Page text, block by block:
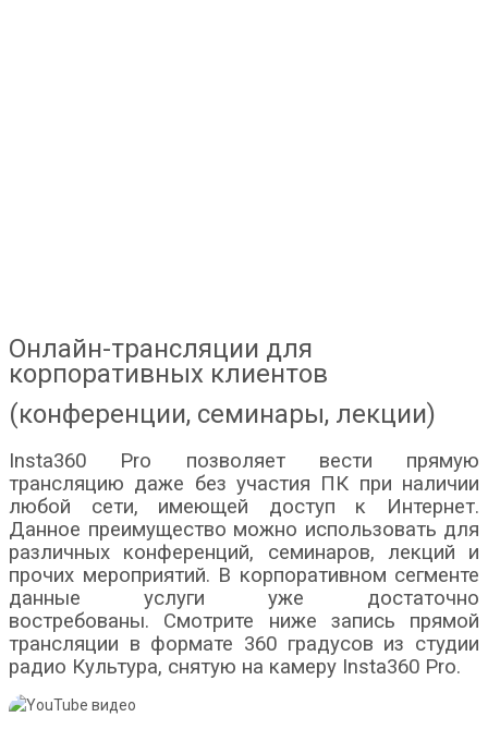
Онлайн-трансляции для
корпоративных клиентов
(конференции, семинары, лекции)
Insta360 Pro позволяет вести прямую
трансляцию даже без участия ПК при наличии
любой сети, имеющей доступ к Интернет.
Данное преимущество можно использовать для
различных конференций, семинаров, лекций и
прочих мероприятий. В корпоративном сегменте
данные услуги уже достаточно
востребованы. Смотрите ниже запись прямой
трансляции в формате 360 градусов из студии
радио Культура, снятую на камеру Insta360 Pro.